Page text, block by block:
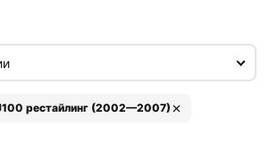
рестайлинг (2002—2007)